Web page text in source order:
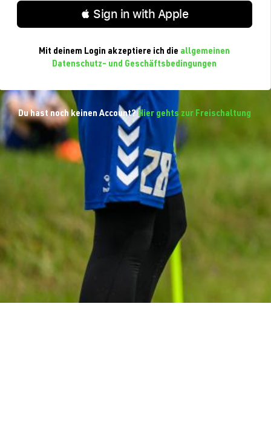
 Sign in with Apple
Mit deinem Login akzeptiere ich die allgemeinen
Datenschutz- und Geschäftsbedingungen
Du hast noch keinen Account? Hier gehts zur Freischaltung